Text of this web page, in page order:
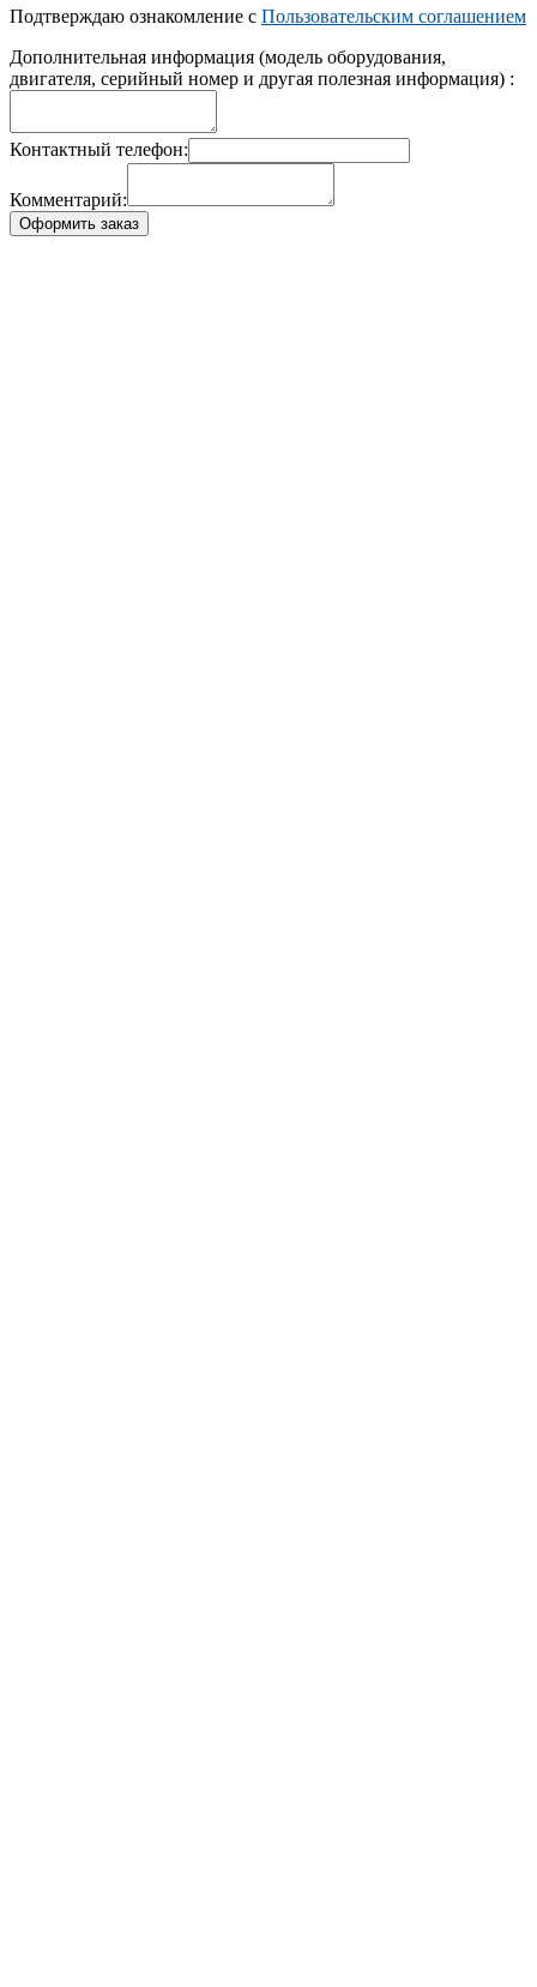
Подтверждаю ознакомление с Пользовательским соглашением
Дополнительная информация (модель оборудования,
двигателя, серийный номер и другая полезная информация) :
Контактный телефон:
Комментарий:
Оформить заказ